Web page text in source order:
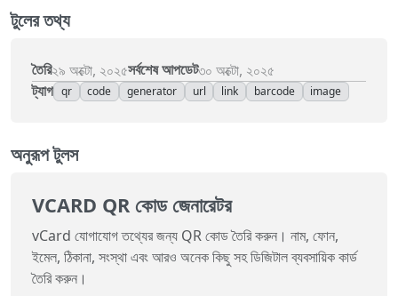
টুলের তথ্য
তৈরি২৯ অক্টো, ২০২৫সর্বশেষ আপডেট৩০ অক্টো, ২০২৫
ট্যাগ qr code generator url link barcode image
অনুরূপ টুলস
VCARD QR কোড জেনারেটর
vCard যোগাযোগ তথ্যের জন্য QR কোড তৈরি করুন। নাম, ফোন,
ইমেল, ঠিকানা, সংস্থা এবং আরও অনেক কিছু সহ ডিজিটাল ব্যবসায়িক কার্ড
তৈরি করুন।